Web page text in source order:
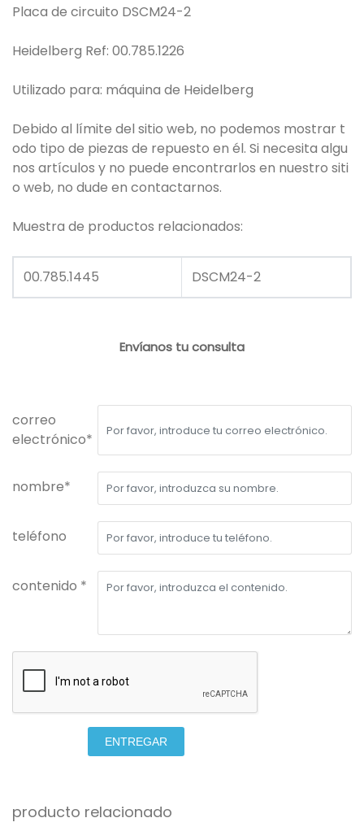
Placa de circuito DSCM24-2
Heidelberg Ref: 00.785.1226
Utilizado para: máquina de Heidelberg
Debido al límite del sitio web, no podemos mostrar t
odo tipo de piezas de repuesto en él. Si necesita algu
nos artículos y no puede encontrarlos en nuestro siti
o web, no dude en contactarnos.
Muestra de productos relacionados:
00.785.1445 DSCM24-2
Envíanos tu consulta
correo
electrónico*
nombre*
teléfono
contenido *
ENTREGAR
producto relacionado